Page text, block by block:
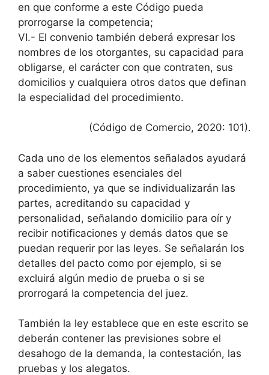
en que conforme a este Código pueda
prorrogarse la competencia;
VI.- El convenio también deberá expresar los
nombres de los otorgantes, su capacidad para
obligarse, el carácter con que contraten, sus
domicilios y cualquiera otros datos que definan
la especialidad del procedimiento.
(Código de Comercio, 2020: 101).
Cada uno de los elementos señalados ayudará
a saber cuestiones esenciales del
procedimiento, ya que se individualizarán las
partes, acreditando su capacidad y
personalidad, señalando domicilio para oír y
recibir notificaciones y demás datos que se
puedan requerir por las leyes. Se señalarán los
detalles del pacto como por ejemplo, si se
excluirá algún medio de prueba o si se
prorrogará la competencia del juez.
También la ley establece que en este escrito se
deberán contener las previsiones sobre el
desahogo de la demanda, la contestación, las
pruebas y los alegatos.